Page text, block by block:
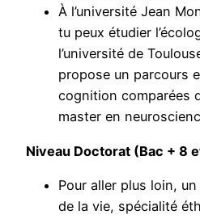
À l’université Jean
tu peux étudier
l’université de
propose un parcours
cognition comparées
master en
Niveau Doctorat (Bac + 8
Pour aller plus loin,
de la vie, spécialité